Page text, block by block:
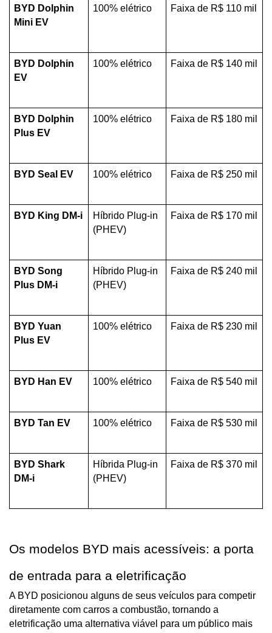
BYD Dolphin
Mini EV
100% elétrico Faixa de R$ 110 mil
BYD Dolphin
EV
100% elétrico Faixa de R$ 140 mil
BYD Dolphin
Plus EV
100% elétrico Faixa de R$ 180 mil
BYD Seal EV 100% elétrico Faixa de R$ 250 mil
BYD King DM-i
Híbrido Plug-in
(PHEV)
Faixa de R$ 170 mil
BYD Song
Plus DM-i
Híbrido Plug-in
(PHEV)
Faixa de R$ 240 mil
BYD Yuan
Plus EV
100% elétrico Faixa de R$ 230 mil
BYD Han EV 100% elétrico Faixa de R$ 540 mil
BYD Tan EV 100% elétrico Faixa de R$ 530 mil
BYD Shark
DM-i
Híbrida Plug-in
(PHEV)
Faixa de R$ 370 mil
Os modelos BYD mais acessíveis: a porta
de entrada para a eletrificação
A BYD posicionou alguns de seus veículos para competir
diretamente com carros a combustão, tornando a
eletrificação uma alternativa viável para um público mais